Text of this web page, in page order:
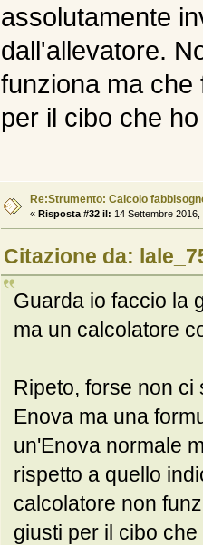
assolutamente
dall'allevatore.
funziona ma che
per il cibo che
Re:Strumento: Calcolo
« Risposta #32 il: 14 Settembre 2016,
Citazione da:
Guarda io faccio la
ma un calcolatore
Ripeto, forse non
Enova ma una
un'Enova normale
rispetto a quello
calcolatore non
giusti per il cibo che